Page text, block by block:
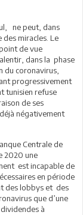
ne peut, dans
miracles. Le
de vue
dans la phase
du coronavirus,
progressivement
tunisien refuse
de ses
négativement
Centrale de
2020 une
est incapable de
en période
des lobbys et des
que d’une
à